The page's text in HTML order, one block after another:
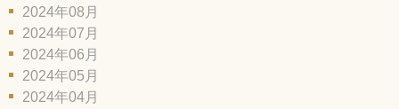
2024年08月
2024年07月
2024年06月
2024年05月
2024年04月